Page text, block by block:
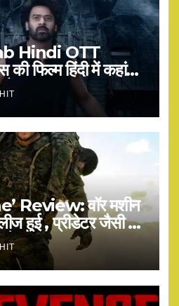
Hindi OTT
फिल्म हिंदी में कहां
Review: वॉर मशीन
हुई , प्रीडेटर जैसी है